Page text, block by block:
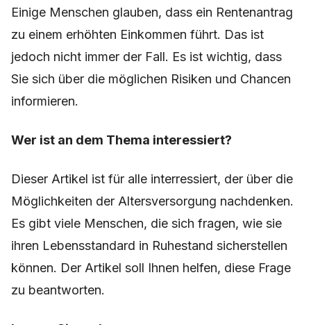
Einige Menschen glauben, dass ein Rentenantrag
zu einem erhöhten Einkommen führt. Das ist
jedoch nicht immer der Fall. Es ist wichtig, dass
Sie sich über die möglichen Risiken und Chancen
informieren.
Wer ist an dem Thema interessiert?
Dieser Artikel ist für alle interressiert, der über die
Möglichkeiten der Altersversorgung nachdenken.
Es gibt viele Menschen, die sich fragen, wie sie
ihren Lebensstandard in Ruhestand sicherstellen
können. Der Artikel soll Ihnen helfen, diese Frage
zu beantworten.